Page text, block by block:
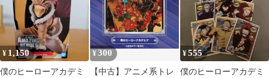
¥ 1,150
僕のヒーローアカデミ
¥300
【中古】アニメ系トレ
¥555
僕のヒーローアカデミ